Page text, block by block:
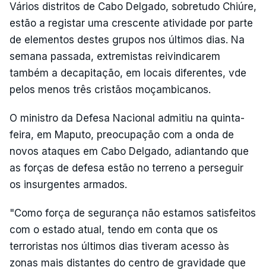
Vários distritos de Cabo Delgado, sobretudo Chiúre,
estão a registar uma crescente atividade por parte
de elementos destes grupos nos últimos dias. Na
semana passada, extremistas reivindicarem
também a decapitação, em locais diferentes, vde
pelos menos três cristãos moçambicanos.
O ministro da Defesa Nacional admitiu na quinta-
feira, em Maputo, preocupação com a onda de
novos ataques em Cabo Delgado, adiantando que
as forças de defesa estão no terreno a perseguir
os insurgentes armados.
"Como força de segurança não estamos satisfeitos
com o estado atual, tendo em conta que os
terroristas nos últimos dias tiveram acesso às
zonas mais distantes do centro de gravidade que